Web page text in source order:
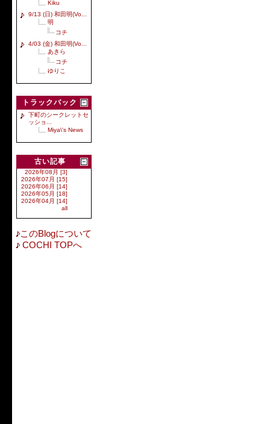
Kiku
9/13 (日) 和田明(Vo...
明
コチ
4/03 (金) 和田明(Vo...
あきら
コチ
ゆりこ
トラックバック
下町のシークレットセ
ッショ...
Miya\'s News
古い記事
2026年08月 [3]
2026年07月 [15]
2026年06月 [14]
2026年05月 [18]
2026年04月 [14]
all
このBlogについて
COCHI TOPへ